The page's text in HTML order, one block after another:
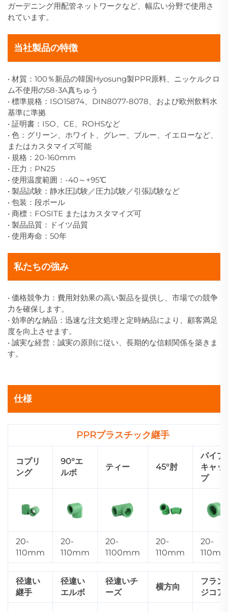
ガーデニング用配管ネットワークなど、幅広い分野で使用さ
れています。
当社製品の特徴
• 材質：100％新品の韓国Hyosung製PPR原料、ニッケルクロ
ム不使用の58-3A真ちゅう
• 標準規格：ISO15874、DIN8077-8078、および欧州飲料水
基準に準拠
• 証明書：ISO、CE、ROHSなど
• 色：グリーン、ホワイト、グレー、ブルー、イエローなど、
またはカスタマイズ可能
• 規格：20-160mm
• 圧力：PN25
• 使用温度範囲：-40～+95℃
• 製品試験：静水圧試験／圧力試験／引張試験など
• 包装：段ボール
• 商標：FOSITE またはカスタマイズ可
• 製品品質：ドイツ品質
• 使用寿命：50年
私たちの強み
• 価格競争力：費用対効果の高い製品を提供し、市場での競争
力を確保します。
• 効率的な納品：迅速な注文処理と定時納品により、顧客満足
度を向上させます。
• 誠実な経営：誠実の原則に従い、長期的な信頼関係を築きま
す。
仕様
PPRプラスチック継手
コプリ
ング
90°エ
ルボ
ティー 45°肘
パイプ
キャッ
プ
20-
110mm
20-
110mm
20-
1100mm
20-
110mm
20-
径違い
継手
径違い
エルボ
径違いチ
ーズ
横方向
フラン
ジコア